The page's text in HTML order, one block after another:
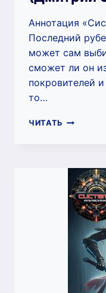
Аннотация
Последний
может сам
сможет ли он
покровителей
то…
ЧИТАТЬ СИСТЕМА